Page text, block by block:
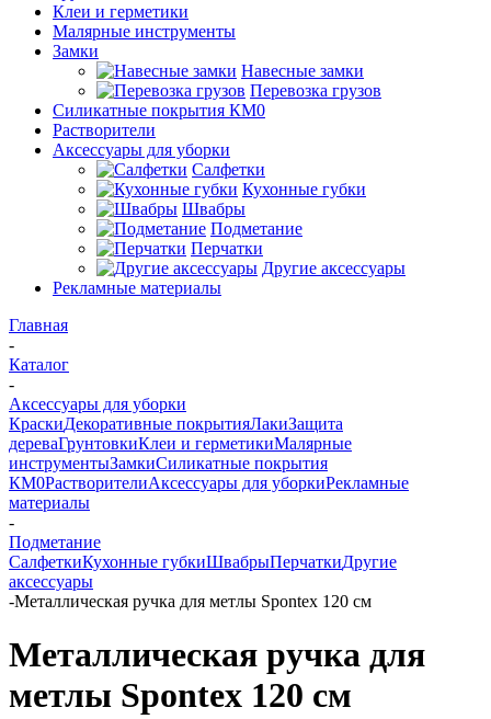
Клеи и герметики
Малярные инструменты
Замки
Навесные замки
Перевозка грузов
Силикатные покрытия КМ0
Растворители
Аксессуары для уборки
Салфетки
Кухонные губки
Швабры
Подметание
Перчатки
Другие аксессуары
Рекламные материалы
Главная
-
Каталог
-
Аксессуары для уборки
КраскиДекоративные покрытияЛакиЗащита
дереваГрунтовкиКлеи и герметикиМалярные
инструментыЗамкиСиликатные покрытия
КМ0РастворителиАксессуары для уборкиРекламные
материалы
-
Подметание
СалфеткиКухонные губкиШвабрыПерчаткиДругие
аксессуары
-Металлическая ручка для метлы Spontex 120 см
Металлическая ручка для
метлы Spontex 120 см